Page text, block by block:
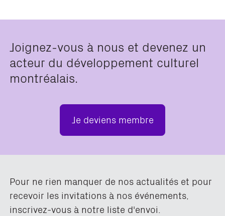
Joignez-vous à nous et devenez un
acteur du développement culturel
montréalais.
Je deviens membre
Pour ne rien manquer de nos actualités et pour
recevoir les invitations à nos événements,
inscrivez-vous à notre liste d'envoi.